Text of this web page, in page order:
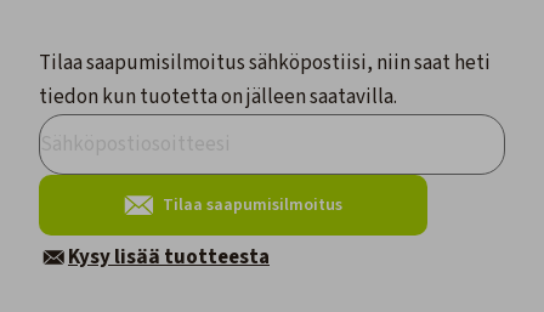
Tilaa saapumisilmoitus sähköpostiisi, niin saat heti
tiedon kun tuotetta on jälleen saatavilla.
Tilaa saapumisilmoitus
Kysy lisää tuotteesta